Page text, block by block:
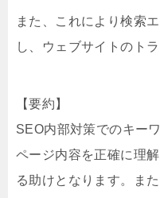
また、これにより検索
し、ウェブサイトのト
【要約】
SEO内部対策でのキー
ページ内容を正確に理
る助けとなります。ま